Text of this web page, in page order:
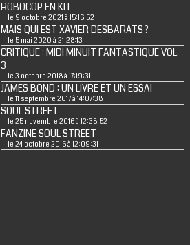
ROBOCOP EN KIT
le 9 octobre 2021 à 15:16:52
MAIS QUI EST XAVIER DESBARATS ?
le 5 mai 2020 à 21:28:13
CRITIQUE : MIDI MINUIT FANTASTIQUE VOL.
3
le 3 octobre 2018 à 17:19:31
JAMES BOND : UN LIVRE ET UN ESSAI
le 11 septembre 2017 à 14:07:38
SOUL STREET
le 25 novembre 2016 à 12:38:52
FANZINE SOUL STREET
le 24 octobre 2016 à 12:09:31